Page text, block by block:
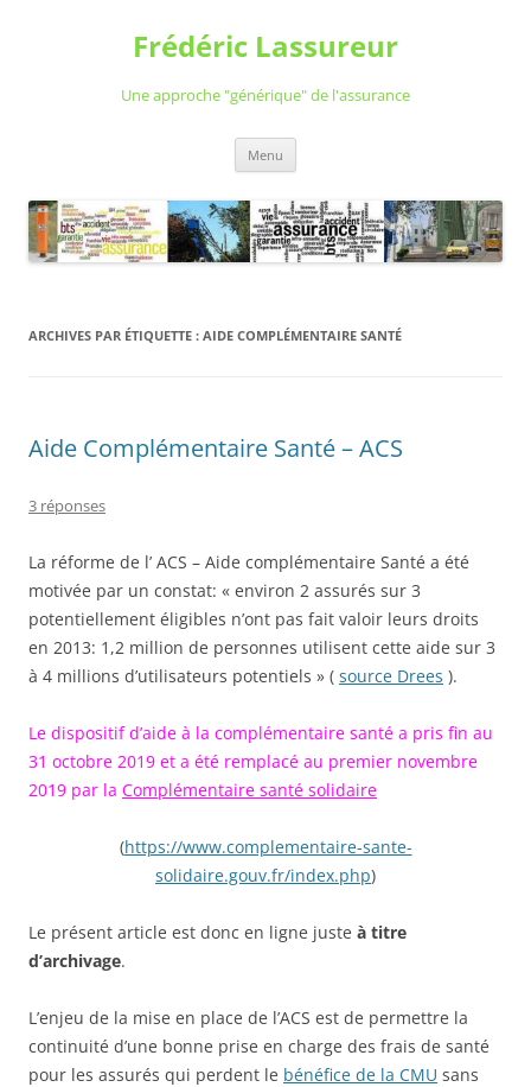
Frédéric Lassureur
Une approche "générique" de l'assurance
Menu
ARCHIVES PAR ÉTIQUETTE : AIDE COMPLÉMENTAIRE SANTÉ
Aide Complémentaire Santé – ACS
3 réponses
La réforme de l’ ACS – Aide complémentaire Santé a été
motivée par un constat: « environ 2 assurés sur 3
potentiellement éligibles n’ont pas fait valoir leurs droits
en 2013: 1,2 million de personnes utilisent cette aide sur 3
à 4 millions d’utilisateurs potentiels » ( source Drees ).
Le dispositif d’aide à la complémentaire santé a pris fin au
31 octobre 2019 et a été remplacé au premier novembre
2019 par la Complémentaire santé solidaire
(https://www.complementaire-sante-
solidaire.gouv.fr/index.php)
Le présent article est donc en ligne juste à titre
d’archivage.
L’enjeu de la mise en place de l’ACS est de permettre la
continuité d’une bonne prise en charge des frais de santé
pour les assurés qui perdent le bénéfice de la CMU sans